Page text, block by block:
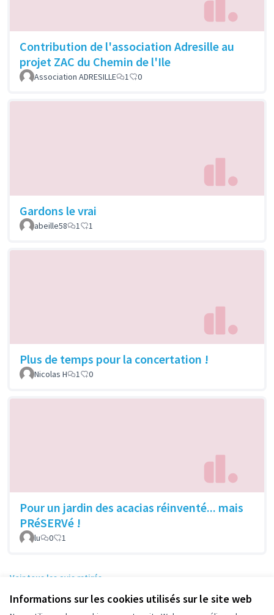
Informations sur les cookies utilisés sur le site web
Contribution de l'association Adresille au
projet ZAC du Chemin de l'Ile
Association ADRESILLE 1 0
Gardons le vrai
abeille58 1 1
Plus de temps pour la concertation !
Nicolas H 1 0
Pour un jardin des acacias réinventé... mais
PRéSERVé !
lu 0 1
Voir tous les avis retirés